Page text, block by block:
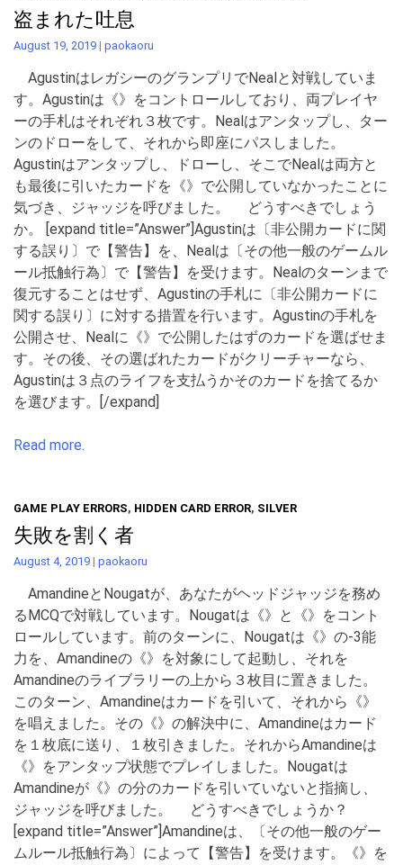
盗まれた吐息
August 19, 2019 | paokaoru
AgustinはレガシーのグランプリでNealと対戦していま
す。Agustinは《》をコントロールしており、両プレイヤ
ーの手札はそれぞれ３枚です。Nealはアンタップし、ター
ンのドローをして、それから即座にパスしました。
Agustinはアンタップし、ドローし、そこでNealは両方と
も最後に引いたカードを《》で公開していなかったことに
気づき、ジャッジを呼びました。 どうすべきでしょう
か。 [expand title=”Answer”]Agustinは〔非公開カードに関
する誤り〕で【警告】を、Nealは〔その他一般のゲームル
ール抵触行為〕で【警告】を受けます。Nealのターンまで
復元することはせず、Agustinの手札に〔非公開カードに
関する誤り〕に対する措置を行います。Agustinの手札を
公開させ、Nealに《》で公開したはずのカードを選ばせま
す。その後、その選ばれたカードがクリーチャーなら、
Agustinは３点のライフを支払うかそのカードを捨てるか
を選びます。[/expand]
Read more.
GAME PLAY ERRORS, HIDDEN CARD ERROR, SILVER
失敗を割く者
August 4, 2019 | paokaoru
AmandineとNougatが、あなたがヘッドジャッジを務め
るMCQで対戦しています。Nougatは《》と《》をコント
ロールしています。前のターンに、Nougatは《》の-3能
力を、Amandineの《》を対象にして起動し、それを
Amandineのライブラリーの上から３枚目に置きました。
このターン、Amandineはカードを引いて、それから《》
を唱えました。その《》の解決中に、Amandineはカード
を１枚底に送り、１枚引きました。それからAmandineは
《》をアンタップ状態でプレイしました。Nougatは
Amandineが《》の分のカードを引いていないと指摘し、
ジャッジを呼びました。 どうすべきでしょうか？
[expand title=”Answer”]Amandineは、〔その他一般のゲー
ムルール抵触行為〕によって【警告】を受けます。《》を